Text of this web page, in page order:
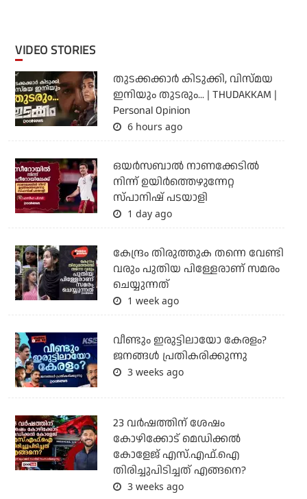
VIDEO STORIES
തുടക്കക്കാര്‍ കിടുക്കി, വിസ്മയ
ഇനിയും തുടരും... | THUDAKKAM |
Personal Opinion
6 hours ago
ഒയര്‍സബാൽ നാണക്കേടിൽ
നിന്ന് ഉയിർത്തെഴുന്നേറ്റ
സ്പാനിഷ് പടയാളി
1 day ago
കേന്ദ്രം തിരുത്തുക തന്നെ വേണ്ടി
വരും പുതിയ പിള്ളേരാണ് സമരം
ചെയ്യുന്നത്
1 week ago
വീണ്ടും ഇരുട്ടിലായോ കേരളം?
ജനങ്ങൾ പ്രതികരിക്കുന്നു
3 weeks ago
23 വർഷത്തിന് ശേഷം
കോഴിക്കോട് മെഡിക്കൽ
കോളേജ് എസ്.എഫ്.ഐ
തിരിച്ചുപിടിച്ചത് എങ്ങനെ?
3 weeks ago